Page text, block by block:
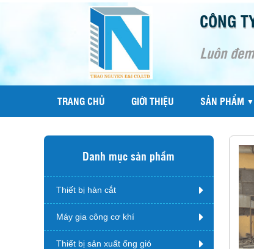
CÔNG
Luôn
TRANG CHỦ GIỚI THIỆU SẢN PHẨM ▼
Danh mục sản phẩm
Thiết bị hàn cắt
Máy gia công cơ khí
Thiết bị sản xuất ống gió